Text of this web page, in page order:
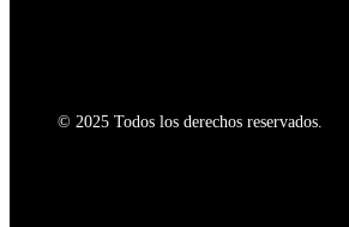
© 2025 Todos los derechos reservados.